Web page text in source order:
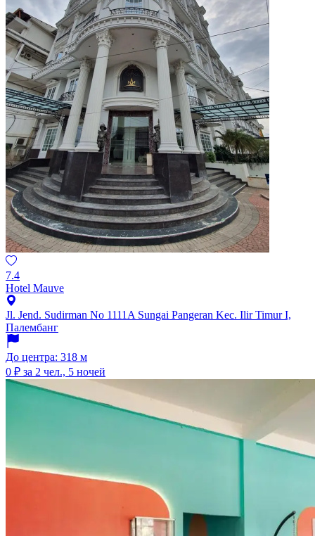
7.4
Hotel Mauve
Jl. Jend. Sudirman No 1111A Sungai Pangeran Kec. Ilir Timur I,
Палембанг
До центра: 318 м
0 ₽ за 2 чел., 5 ночей